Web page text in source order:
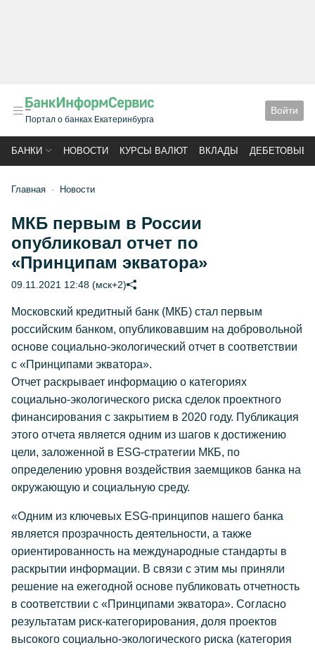
Портал о банках Екатеринбурга
Войти
БАНКИ НОВОСТИ КУРСЫ ВАЛЮТ ВКЛАДЫ ДЕБЕТОВЫЕ
Главная Новости
МКБ первым в России
опубликовал отчет по
«Принципам экватора»
09.11.2021 12:48 (мск+2)
Московский кредитный банк (МКБ) стал первым
российским банком, опубликовавшим на добровольной
основе социально-экологический отчет в соответствии
с «Принципами экватора».
Отчет раскрывает информацию о категориях
социально-экологического риска сделок проектного
финансирования с закрытием в 2020 году. Публикация
этого отчета является одним из шагов к достижению
цели, заложенной в ESG-стратегии МКБ, по
определению уровня воздействия заемщиков банка на
окружающую и социальную среду.
«Одним из ключевых ESG-принципов нашего банка
является прозрачность деятельности, а также
ориентированность на международные стандарты в
раскрытии информации. В связи с этим мы приняли
решение на ежегодной основе публиковать отчетность
в соответствии с «Принципами экватора». Согласно
результатам риск-категорирования, доля проектов
высокого социально-экологического риска (категория